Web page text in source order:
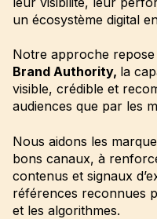
un écosystème digital
Notre approche
Brand Authority, la
visible, crédible et
audiences que par les
Nous aidons les
bons canaux, à
contenus et signaux
références reconnues
et les algorithmes.